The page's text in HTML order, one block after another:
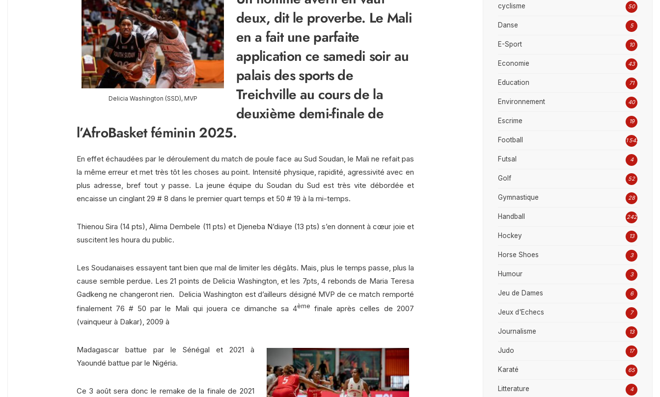
Delicia Washington (SSD), MVP
deux, dit le proverbe. Le Mali
en a fait une parfaite
application ce samedi soir au
palais des sports de
Treichville au cours de la
deuxième demi-finale de
l’AfroBasket féminin 2025.
En effet échaudées par le déroulement du match de poule face au Sud Soudan, le Mali ne refait pas
la même erreur et met très tôt les choses au point. Intensité physique, rapidité, agressivité avec en
plus adresse, bref tout y passe. La jeune équipe du Soudan du Sud est très vite débordée et
encaisse un cinglant 29 # 8 dans le premier quart temps et 50 # 19 à la mi-temps.
Thienou Sira (14 pts), Alima Dembele (11 pts) et Djeneba N’diaye (13 pts) s’en donnent à cœur joie et
suscitent les houra du public.
Les Soudanaises essayent tant bien que mal de limiter les dégâts. Mais, plus le temps passe, plus la
cause semble perdue. Les 21 points de Delicia Washington, et les 7pts, 4 rebonds de Maria Teresa
Gadkeng ne changeront rien. Delicia Washington est d’ailleurs désigné MVP de ce match remporté
finalement 76 # 50 par le Mali qui jouera ce dimanche sa 4ème finale après celles de 2007
(vainqueur à Dakar), 2009 à
Madagascar battue par le Sénégal et 2021 à
Yaoundé battue par le Nigéria.
Ce 3 août sera donc le remake de la finale de 2021
cyclisme 50
Danse 5
E-Sport 10
Economie 43
Education 71
Environnement 40
Escrime 19
Football 1 542
Futsal 4
Golf 52
Gymnastique 28
Handball 242
Hockey 13
Horse Shoes 3
Humour 3
Jeu de Dames 6
Jeux d'Echecs 7
Journalisme 13
Judo 17
Karaté 65
Litterature 4